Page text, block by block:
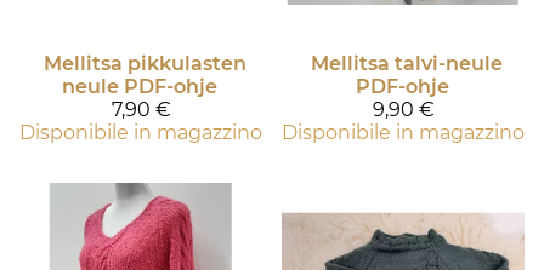
Mellitsa pikkulasten
neule PDF-ohje
7,90 €
Disponibile in magazzino
Mellitsa talvi-neule
PDF-ohje
9,90 €
Disponibile in magazzino